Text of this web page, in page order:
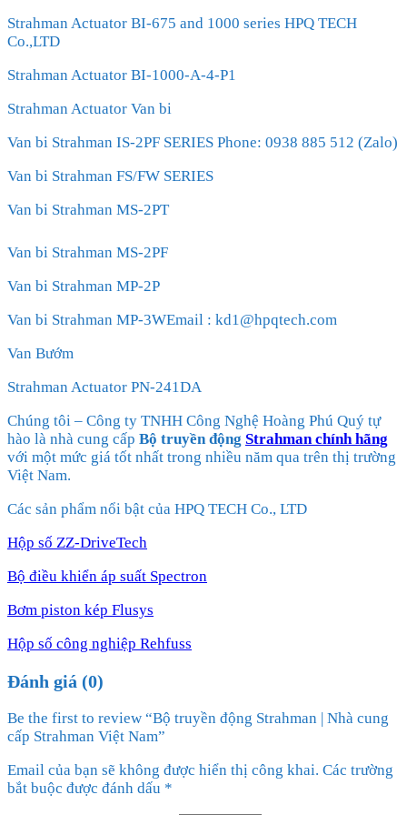
Strahman Actuator BI-675 and 1000 series HPQ TECH
Co.,LTD
Strahman Actuator BI-1000-A-4-P1
Strahman Actuator Van bi
Van bi Strahman IS-2PF SERIES Phone: 0938 885 512 (Zalo)
Van bi Strahman FS/FW SERIES
Van bi Strahman MS-2PT
Van bi Strahman MS-2PF
Van bi Strahman MP-2P
Van bi Strahman MP-3WEmail : kd1@hpqtech.com
Van Bướm
Strahman Actuator PN-241DA
Chúng tôi – Công ty TNHH Công Nghệ Hoàng Phú Quý tự
hào là nhà cung cấp Bộ truyền động Strahman chính hãng
với một mức giá tốt nhất trong nhiều năm qua trên thị trường
Việt Nam.
Các sản phẩm nổi bật của HPQ TECH Co., LTD
Hộp số ZZ-DriveTech
Bộ điều khiển áp suất Spectron
Bơm piston kép Flusys
Hộp số công nghiệp Rehfuss
Đánh giá (0)
Be the first to review “Bộ truyền động Strahman | Nhà cung
cấp Strahman Việt Nam”
Email của bạn sẽ không được hiển thị công khai. Các trường
bắt buộc được đánh dấu *